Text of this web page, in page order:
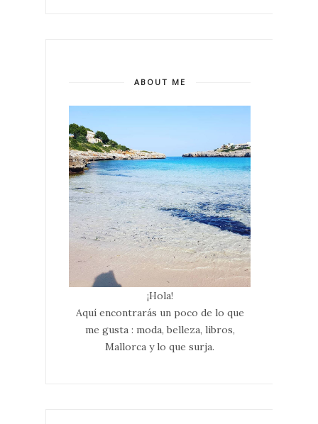
ABOUT ME
¡Hola!
Aquí encontrarás un poco de lo que
me gusta : moda, belleza, libros,
Mallorca y lo que surja.